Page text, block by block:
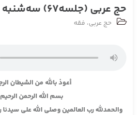
حج عربی (جلسه67) سه‌شنبه 1399/08/06
حج عربی، فقه
أعوذ بالله من الشيطان
بسم الله الرحمن الرحيم
والحمدلله رب العالمين وصلى الله على سيدنا